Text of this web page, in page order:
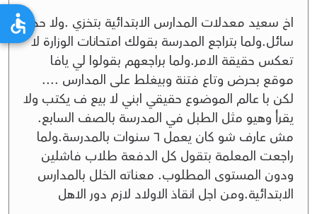
اخ سعيد معدلات المدارس الابتدائية بتخزي .ولا حدا
سائل.ولما بتراجع المدرسة بقولك امتحانات الوزارة لا
تعكس حقيقة الامر.ولما براجعهم بقولوا لي يافا
موقع بحرض وتاع فتنة وبيغلط على المدارس ....
لكن با عالم الموضوع حقيقي ابني لا بيع ف يكتب ولا
يقرأ وهيو مثل الطبل في المدرسة بالصف السابع.
مش عارف شو كان يعمل ٦ سنوات بالمدرسة.ولما
راجعت المعلمة بتقول كل الدفعة طلاب فاشلين
ودون المستوى المطلوب. معناته الخلل بالمدارس
الابتدائية.ومن اجل انقاذ الاولاد لازم دور الاهل